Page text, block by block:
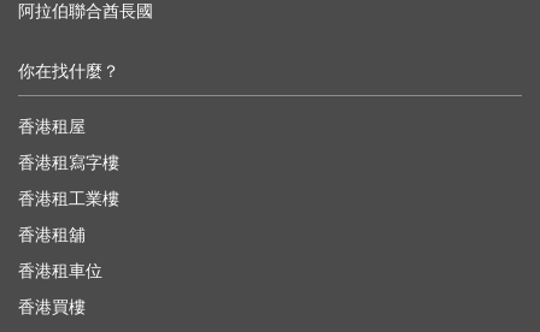
阿拉伯聯合酋長國
你在找什麼？
香港租屋
香港租寫字樓
香港租工業樓
香港租舖
香港租車位
香港買樓